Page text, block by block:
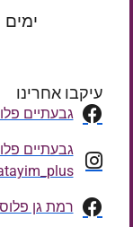
ימים
עיקבו אחרינו
גבעתיים
גבעתיים
רמת גן פלוס